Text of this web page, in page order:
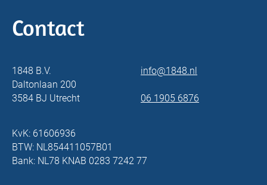
Contact
1848 B.V.
Daltonlaan 200
3584 BJ Utrecht
info@1848.nl
06 1905 6876
KvK: 61606936
BTW: NL854411057B01
Bank: NL78 KNAB 0283 7242 77